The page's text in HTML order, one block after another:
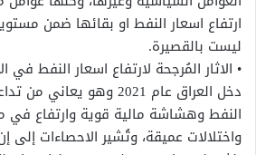
ارتفاع اسعار النفط او بقائها ضمن
ليست بالقصيرة.
• الاثار المُرجحة لارتفاع اسعار النفط في
دخل العراق عام 2021 وهو
النفط وهشاشة مالية قوية وارتفاع في
واختلالات عميقة، وتُشير الاحصاءات إلى